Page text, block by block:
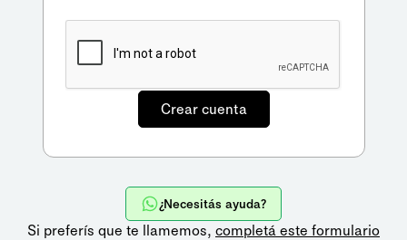
¿Necesitás ayuda?
Si preferís que te llamemos, completá este formulario